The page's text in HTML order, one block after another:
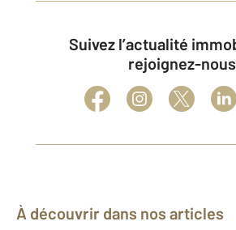
Suivez l’actualité immobilière et
rejoignez-nous
À découvrir dans nos articles